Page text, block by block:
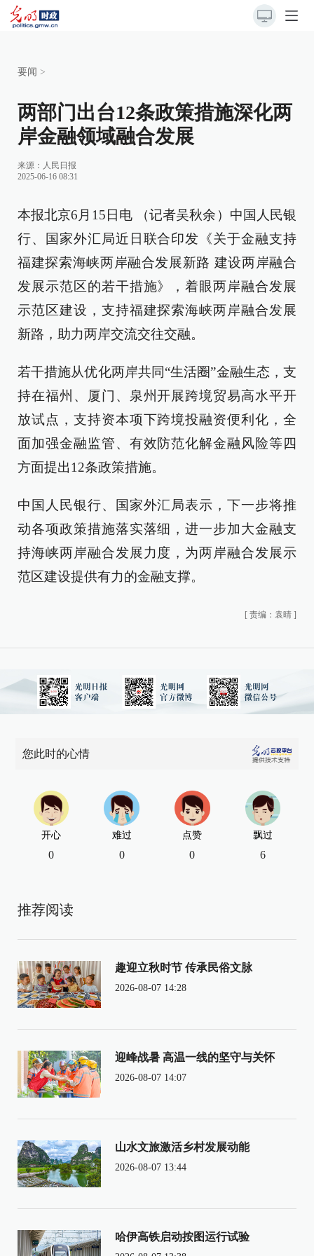
要闻 >
两部门出台12条政策措施深化两
岸金融领域融合发展
来源： 人民日报
2025-06-16 08:31
本报北京6月15日电 （记者吴秋余）中国人民银
行、国家外汇局近日联合印发《关于金融支持
福建探索海峡两岸融合发展新路 建设两岸融合
发展示范区的若干措施》，着眼两岸融合发展
示范区建设，支持福建探索海峡两岸融合发展
新路，助力两岸交流交往交融。
若干措施从优化两岸共同“生活圈”金融生态，支
持在福州、厦门、泉州开展跨境贸易高水平开
放试点，支持资本项下跨境投融资便利化，全
面加强金融监管、有效防范化解金融风险等四
方面提出12条政策措施。
中国人民银行、国家外汇局表示，下一步将推
动各项政策措施落实落细，进一步加大金融支
持海峡两岸融合发展力度，为两岸融合发展示
范区建设提供有力的金融支撑。
[ 责编：袁晴 ]
您此时的心情
开心
0
难过
0
点赞
0
飘过
6
推荐阅读
趣迎立秋时节 传承民俗文脉
2026-08-07 14:28
迎峰战暑 高温一线的坚守与关怀
2026-08-07 14:07
山水文旅激活乡村发展动能
2026-08-07 13:44
哈伊高铁启动按图运行试验